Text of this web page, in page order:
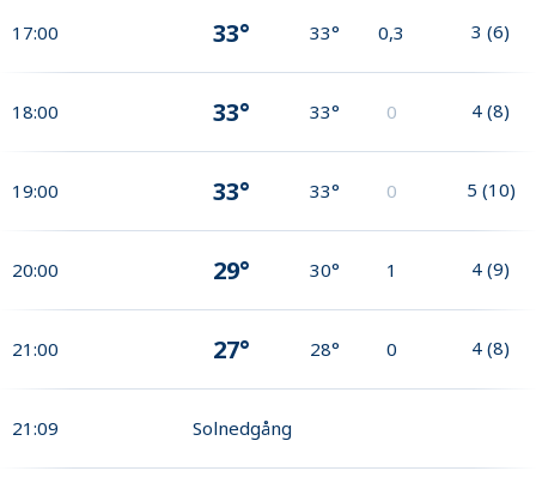
17:00 33° 33° 0,3 3 (6)
18:00 33° 33° 0 4 (8)
19:00 33° 33° 0 5 (10)
20:00 29° 30° 1 4 (9)
21:00 27° 28° 0 4 (8)
21:09 Solnedgång